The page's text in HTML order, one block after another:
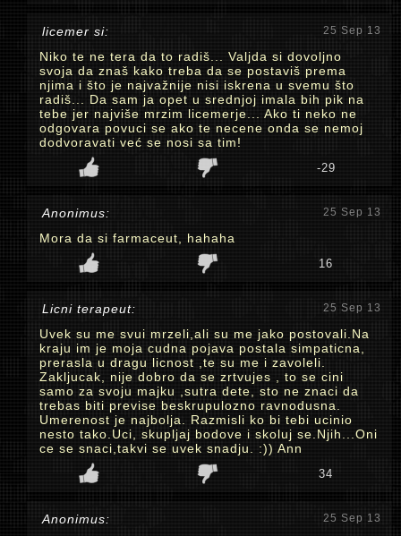
licemer si: 25 Sep 13
Niko te ne tera da to radiš... Valjda si dovoljno
svoja da znaš kako treba da se postaviš prema
njima i što je najvažnije nisi iskrena u svemu što
radiš... Da sam ja opet u srednjoj imala bih pik na
tebe jer najviše mrzim licemerje... Ako ti neko ne
odgovara povuci se ako te necene onda se nemoj
dodvoravati već se nosi sa tim!
-29
Anonimus: 25 Sep 13
Mora da si farmaceut, hahaha
16
Licni terapeut: 25 Sep 13
Uvek su me svui mrzeli,ali su me jako postovali.Na
kraju im je moja cudna pojava postala simpaticna,
prerasla u dragu licnost ,te su me i zavoleli.
Zakljucak, nije dobro da se zrtvujes , to se cini
samo za svoju majku ,sutra dete, sto ne znaci da
trebas biti previse beskrupulozno ravnodusna.
Umerenost je najbolja. Razmisli ko bi tebi ucinio
nesto tako.Uci, skupljaj bodove i skoluj se.Njih...Oni
ce se snaci,takvi se uvek snadju. :)) Ann
34
Anonimus: 25 Sep 13